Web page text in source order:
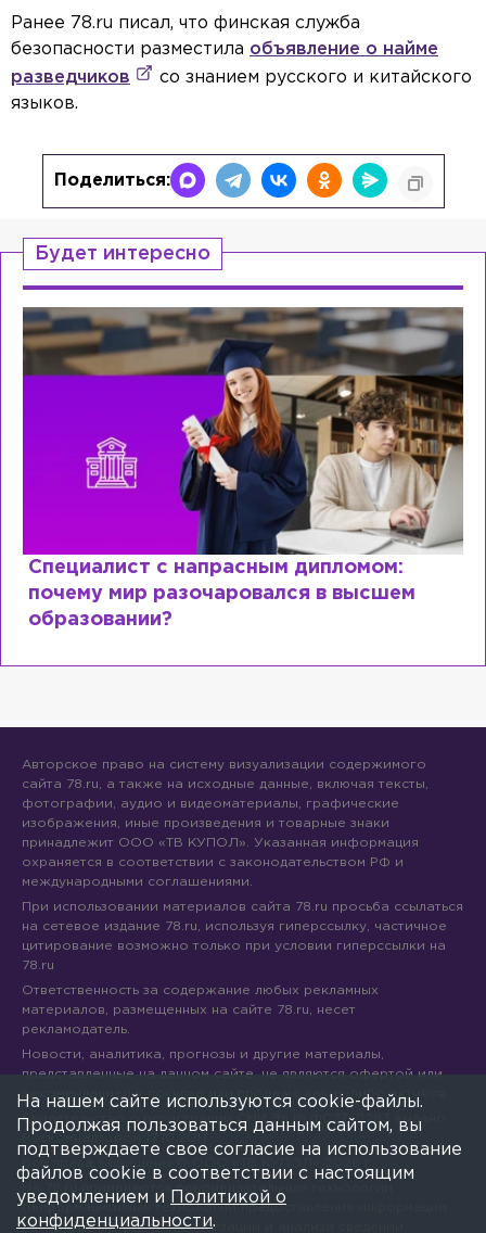
Ранее 78.ru писал, что финская служба
безопасности разместила объявление о найме
разведчиков
со знанием русского и китайского
языков.
Поделиться:
Будет интересно
Специалист с напрасным дипломом:
почему мир разочаровался в высшем
образовании?
Авторское право на систему визуализации содержимого
сайта 78.ru, а также на исходные данные, включая тексты,
фотографии, аудио и видеоматериалы, графические
изображения, иные произведения и товарные знаки
принадлежит ООО «ТВ КУПОЛ». Указанная информация
охраняется в соответствии с законодательством РФ и
международными соглашениями.
При использовании материалов сайта 78.ru просьба ссылаться
на сетевое издание 78.ru, используя гиперссылку, частичное
цитирование возможно только при условии гиперссылки на
78.ru
Ответственность за содержание любых рекламных
материалов, размещенных на сайте 78.ru, несет
рекламодатель.
Новости, аналитика, прогнозы и другие материалы,
представленные на данном сайте, не являются офертой или
рекомендацией к покупке или продаже каких-либо активов.
Свидетельство о регистрации СМИ Эл № ФС77-71293 выдано
Все права защищены © ООО «ТВ КУПОЛ»
На 78.ru применяются рекомендательные технологии
(информационные технологии предоставления информации
на основе сбора, систематизации и анализа сведений,
На нашем сайте используются cookie-файлы.
Продолжая пользоваться данным сайтом, вы
подтверждаете свое согласие на использование
файлов cookie в соответствии с настоящим
уведомлением и
Политикой о
конфиденциальности.